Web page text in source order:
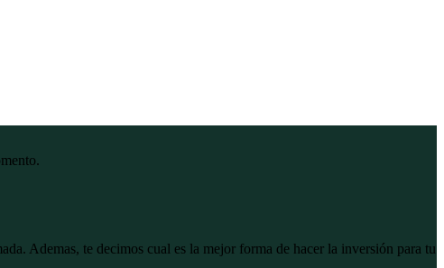
Ademas, te decimos cual es la mejor forma de hacer la inversión para tu